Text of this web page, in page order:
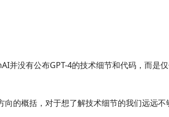
并没有公布GPT-4的技术细节和代码，而是
的概括，对于想了解技术细节的我们远远不